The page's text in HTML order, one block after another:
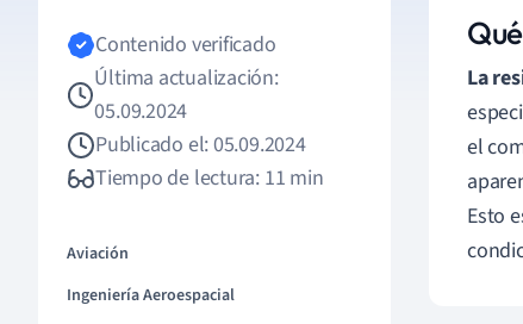
Contenido verificado
Última actualización:
05.09.2024
Publicado el: 05.09.2024
Tiempo de lectura: 11 min
Aviación
Ingeniería Aeroespacial
La
el
Esto